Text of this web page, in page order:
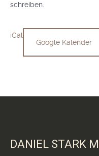
schreiben.
iCal
Google Kalender
DANIEL STARK